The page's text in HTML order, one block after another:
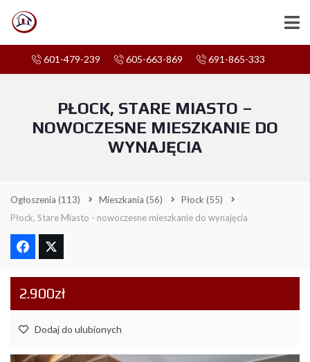
601-479-239 605-663-869 691-865-333
PŁOCK, STARE MIASTO –
NOWOCZESNE MIESZKANIE DO
WYNAJĘCIA
Ogłoszenia (113) Mieszkania (56) Płock (55)
Płock, Stare Miasto - nowoczesne mieszkanie do wynajęcia
2.900zł
Dodaj do ulubionych